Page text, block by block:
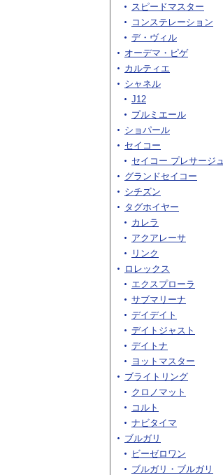
スピードマスター
コンステレーション
デ・ヴィル
オーデマ・ピゲ
カルティエ
シャネル
J12
プルミエール
ショパール
セイコー
セイコー プレサージュ
グランドセイコー
シチズン
タグホイヤー
カレラ
アクアレーサ
リンク
ロレックス
エクスプローラ
サブマリーナ
デイデイト
デイトジャスト
デイトナ
ヨットマスター
ブライトリング
クロノマット
コルト
ナビタイマ
ブルガリ
ビーゼロワン
ブルガリ・ブルガリ